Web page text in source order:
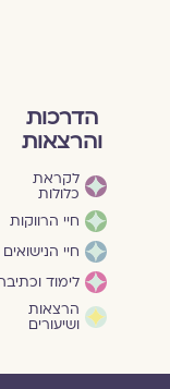
הדרכות
והרצאות
לקראת
כלולות
חיי הרווקות
חיי הנישואים
לימוד וכתיבה
הרצאות
ושיעורים